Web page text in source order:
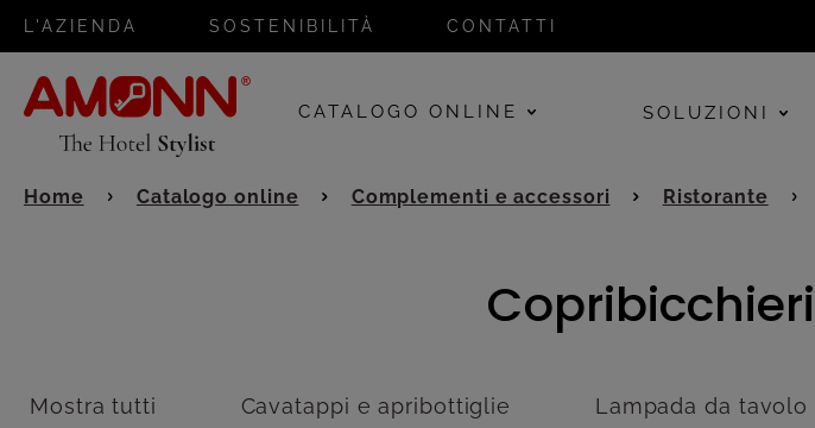
L'AZIENDA SOSTENIBILITÀ CONTATTI
CATALOGO ONLINE SOLUZIONI
Home Catalogo online Complementi e accessori Ristorante
Mostra tutti Cavatappi e apribottiglie Lampada da tavolo